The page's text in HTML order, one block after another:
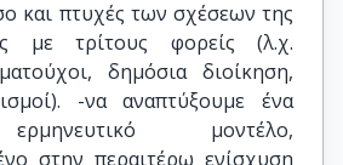
και πτυχές των σχέσεων της
με τρίτους φορείς (λ.χ.
δημόσια διοίκηση,
-να αναπτύξουμε ένα
μοντέλο,
στην περαιτέρω ενίσχυση